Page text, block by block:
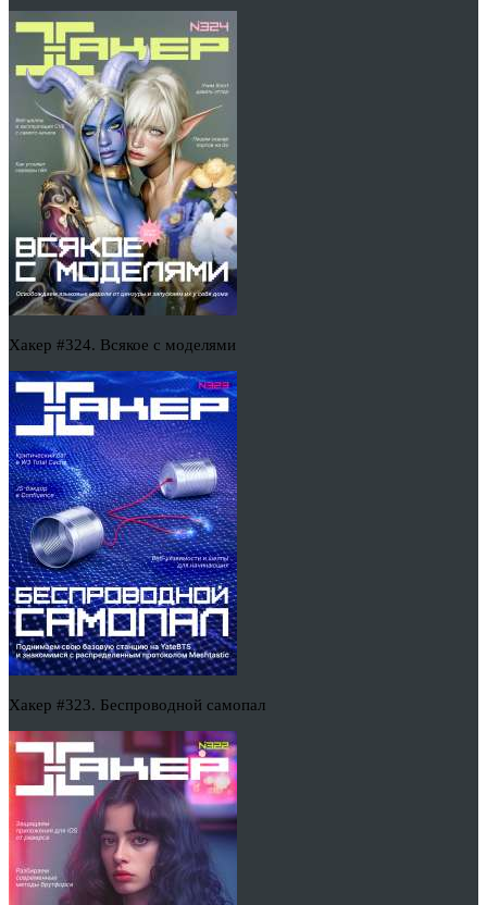
Хакер #324. Всякое с моделями
Хакер #323. Беспроводной самопал